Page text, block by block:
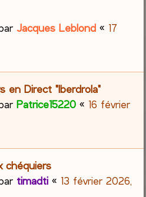
Jacques Leblond « 17
en Direct "Iberdrola"
Patrice15220 « 16 février
chéquiers
timadti « 13 février 2026,